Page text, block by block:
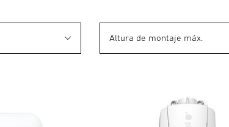
Altura de montaje máx.